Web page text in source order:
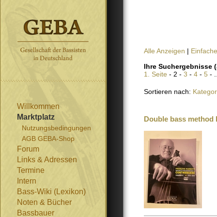
Willkommen
Marktplatz
Nutzungsbedingungen
AGB GEBA-Shop
Forum
Links & Adressen
Termine
Intern
Bass-Wiki (Lexikon)
Noten & Bücher
Bassbauer
Alle Anzeigen |
Ihre Suchergebnisse
1. Seite - 2 - 3 - 4 - 5 -
Sortieren nach:
Double bass